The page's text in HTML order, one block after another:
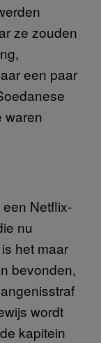
ze zouden
een paar
waren
Netflix-
nu
het maar
bevonden,
wordt
kapitein